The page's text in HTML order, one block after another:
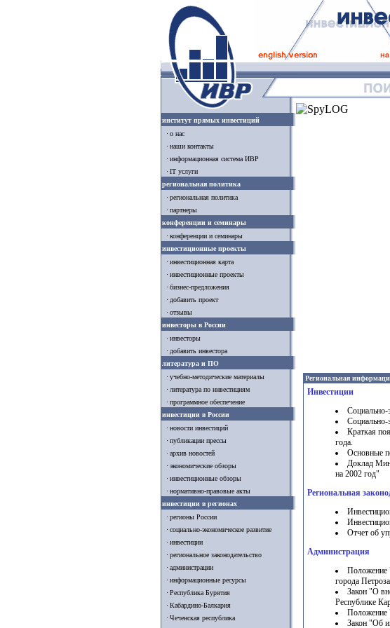
институт прямых инвестиций
о нас
наши контакты
информационная система ИВР
IT услуги
региональная политика
региональная политика
партнеры
конференции и семинары
конференции и семинары
инвестиционные проекты
инвестиционная карта
инвестиционные проекты
бизнес-предложения
добавить проект
отзывы
инвесторы в России
инвесторы
добавить инвестора
литература и ПО
учебно-методические материалы
литература по инвестициям
программное обеспечение
инвестиции в России
новости инвестиций
публикации прессы
архив новостей
экономические обзоры
инвестиционные обзоры
нормативно-правовые акты
инвестиции в регионах
регионы России
социально-экономическое развитие
инвестиции
региональное законодательство
администрации
информационные ресурсы
Республика Бурятия
Кабардино-Балкария
Чеченская республика
Региональная
Инвестиции
Социально-
Социально-
Краткая
года.
Основные
Доклад
на 2002 год"
Региональная
Отчет об
Администрация
Положение
города
Закон "О
Республике
Положение
Закон "Об